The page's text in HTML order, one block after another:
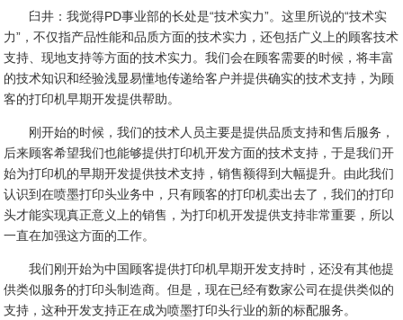
臼井：我觉得PD事业部的长处是“技术实力”。这里所说的“技术实
力”，不仅指产品性能和品质方面的技术实力，还包括广义上的顾客技术
支持、现地支持等方面的技术实力。我们会在顾客需要的时候，将丰富
的技术知识和经验浅显易懂地传递给客户并提供确实的技术支持，为顾
客的打印机早期开发提供帮助。
刚开始的时候，我们的技术人员主要是提供品质支持和售后服务，
后来顾客希望我们也能够提供打印机开发方面的技术支持，于是我们开
始为打印机的早期开发提供技术支持，销售额得到大幅提升。由此我们
认识到在喷墨打印头业务中，只有顾客的打印机卖出去了，我们的打印
头才能实现真正意义上的销售，为打印机开发提供支持非常重要，所以
一直在加强这方面的工作。
我们刚开始为中国顾客提供打印机早期开发支持时，还没有其他提
供类似服务的打印头制造商。但是，现在已经有数家公司在提供类似的
支持，这种开发支持正在成为喷墨打印头行业的新的标配服务。